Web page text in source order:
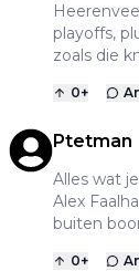
playoffs,
zoals die
0+
Ptetman
Alles wat
Alex
buiten
0+